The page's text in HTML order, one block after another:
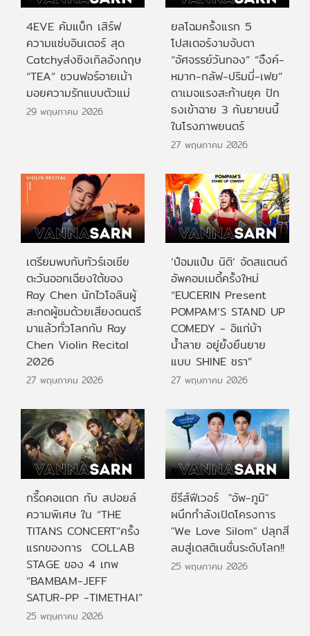
4EVE คัมแบ็ก เสิร์ฟ
ความแซ่บอินเตอร์ สุด
Catchyส่งซิงเกิลอังกฤษ
“TEA” ชวนฟอร์อายเม้า
มอยความรักแบบตัวแม่
29 พฤษภาคม 2026
ยลโฉมครั้งแรก 5
โปสเตอร์งามจับตา
“อัศจรรย์วันทอง” “อิ้งค์-
หมาก-กลัฟ-ปริมมี่-เฟย”
ดาเมจแรงสะท้านยุค ปัก
ธงเข้าฉาย 3 กันยายนนี้
ในโรงภาพยนตร์
27 พฤษภาคม 2026
เตรียมพบกับทัวร์เอเชีย
ตะวันออกเฉียงใต้ของ
Ray Chen นักไวโอลินผู้
สะกดผู้ชมด้วยเสียงดนตรี
มาแล้วทั่วโลกกับ Ray
Chen Violin Recital
2026
27 พฤษภาคม 2026
‘ป๋อมแป๋ม นิติ’ จัดสแตนด์
อัพคอมเมดี้ครั้งใหม่
“EUCERIN Present
POMPAM’S STAND UP
COMEDY - อิแก่บ้า
น้ำลาย อยู่ยั้งยืนยาย
แบบ SHINE ชรา”
27 พฤษภาคม 2026
กรี๊ดคอแตก กับ สปอยล์
ความพิเศษ ใน “THE
TITANS CONCERT”ครั้ง
แรกของการ COLLAB
STAGE ของ 4 เทพ
“BAMBAM-JEFF
SATUR-PP -TIMETHAI”
25 พฤษภาคม 2026
ซีรีส์ฟีเวอร์ "อัพ-ภูมิ"
ผนึกกำลังเปิดโครงการ
"We Love Silom" ปลุกสี
ลมสู่เดสติเนชั่นระดับโลก!!
25 พฤษภาคม 2026